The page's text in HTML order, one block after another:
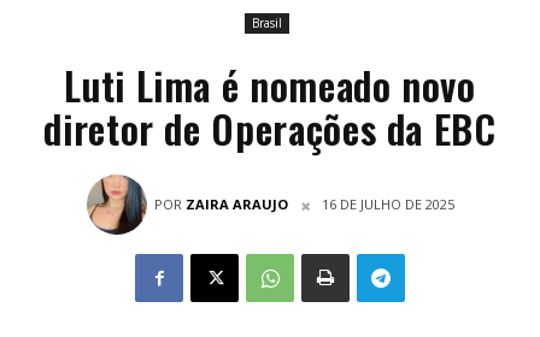
Brasil
Luti Lima é nomeado novo
diretor de Operações da EBC
POR ZAIRA ARAUJO 16 DE JULHO DE 2025